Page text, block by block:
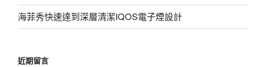
海菲秀快速達到深層清潔IQOS電子煙設計
近期留言